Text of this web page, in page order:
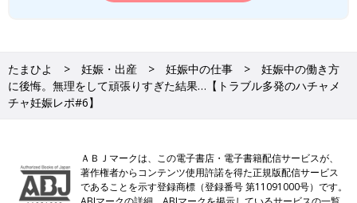
たまひよ 妊娠・出産 妊娠中の仕事
妊娠中の働き方
に後悔。無理をして頑張りすぎた結果…【トラブル多発のハチャメ
チャ妊娠レポ#6】
ＡＢＪマークは、この電子書店・電子書籍配信サービスが、
著作権者からコンテンツ使用許諾を得た正規版配信サービス
であることを示す登録商標（登録番号 第11091000号）です。